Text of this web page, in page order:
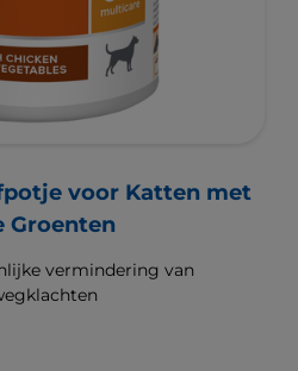
voor Katten met
Groenten
vermindering van